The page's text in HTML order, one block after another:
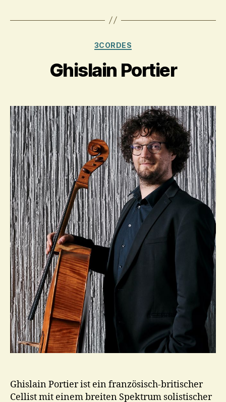
Kategorien
3CORDES
Ghislain Portier
Ghislain Portier ist ein französisch-britischer
Cellist mit einem breiten Spektrum solistischer